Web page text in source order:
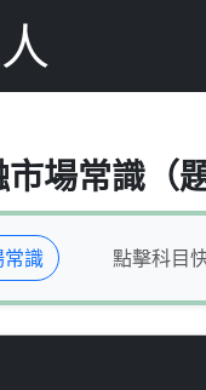
國中
場常識（
識 點擊科目